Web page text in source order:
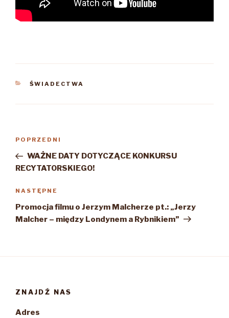
KATEGORIE
ŚWIADECTWA
wpisu
Poprzedni
wpis
POPRZEDNI
WAŻNE DATY DOTYCZĄCE KONKURSU
RECYTATORSKIEGO!
Następny
wpis
NASTĘPNE
Promocja filmu o Jerzym Malcherze pt.: „Jerzy
Malcher – między Londynem a Rybnikiem”
ZNAJDŹ NAS
Adres